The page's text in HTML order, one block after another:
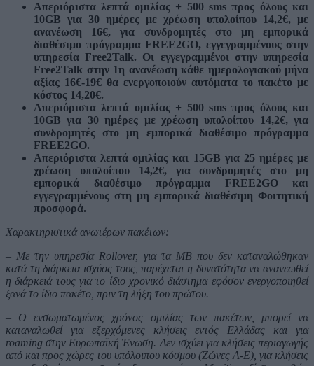
Απεριόριστα λεπτά ομιλίας + 500 sms προς όλους και
10GΒ για 30 ημέρες με χρέωση υπολοίπου 14,2€, με
ανανέωση 16€, για συνδρομητές στο μη εμπορικά
διαθέσιμο πρόγραμμα FREE2GO, εγγεγραμμένους στην
υπηρεσία Free2Talk. Οι εγγεγραμμένοι στην υπηρεσία
Free2Talk στην 1η ανανέωση κάθε ημερολογιακού μήνα
αξίας 16€-19€ θα ενεργοποιούν αυτόματα το πακέτο με
κόστος 14,20€.
Απεριόριστα λεπτά ομιλίας + 500 sms προς όλους και
10GΒ για 30 ημέρες με χρέωση υπολοίπου 14,2€, για
συνδρομητές στο μη εμπορικά διαθέσιμο πρόγραμμα
FREE2GO.
Απεριόριστα λεπτά ομιλίας και 15GΒ για 25 ημέρες με
χρέωση υπολοίπου 14,2€, για συνδρομητές στο μη
εμπορικά διαθέσιμο πρόγραμμα FREE2GO και
εγγεγραμμένους στη μη εμπορικά διαθέσιμη Φοιτητική
προσφορά.
Χαρακτηριστικά ανωτέρων πακέτων:
– Με την υπηρεσία Rollover, για τα MB που δεν καταναλώθηκαν
κατά τη διάρκεια ισχύος τους, παρέχεται η δυνατότητα να ανανεωθεί
η διάρκειά τους για το ίδιο χρονικό διάστημα εφόσον ενεργοποιηθεί
ξανά το ίδιο πακέτο, πριν τη λήξη του πρώτου.
– Ο ενσωματωμένος χρόνος ομιλίας των πακέτων, μπορεί να
καταναλωθεί για εξερχόμενες κλήσεις εντός Ελλάδας και για
roaming στην Ευρωπαϊκή Ένωση. Δεν ισχύει για κλήσεις περιαγωγής
από και προς χώρες του υπόλοιπου κόσμου (Ζώνες A-E), για κλήσεις